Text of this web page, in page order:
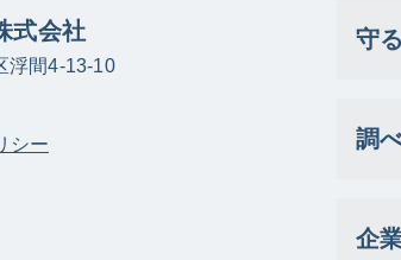
式会社
間4-13-10
シー
守る
調
企